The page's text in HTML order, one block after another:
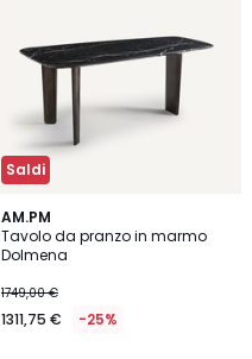
Saldi
AM.PM
Tavolo da pranzo in marmo
Dolmena
1749,00 €
1311,75 € -25%
3,8
/ 5